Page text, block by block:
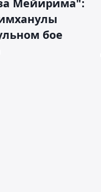
бое